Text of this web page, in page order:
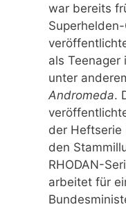
war bereits
als Teenager
unter
Andromeda.
der Heftserie
den
RHODAN-
arbeitet für